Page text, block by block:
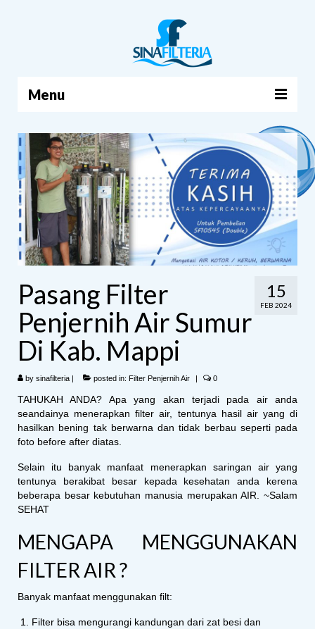
Menu
BERANDA
PRODUK
TENTANG KAMI
ARTIKEL
HUBUNGI KAMI
15
FEB 2024
Pasang Filter
Penjernih Air Sumur
Di Kab. Mappi
by sinafilteria | posted in: Filter Penjernih Air | 0
TAHUKAH ANDA? Apa yang akan terjadi pada air anda
seandainya menerapkan filter air, tentunya hasil air yang di
hasilkan bening tak berwarna dan tidak berbau seperti pada
foto before after diatas.
Selain itu banyak manfaat menerapkan saringan air yang
tentunya berakibat besar kepada kesehatan anda kerena
beberapa besar kebutuhan manusia merupakan AIR. ~Salam
SEHAT
MENGAPA MENGGUNAKAN
FILTER AIR ?
Banyak manfaat menggunakan filt:
Filter bisa mengurangi kandungan dari zat besi dan